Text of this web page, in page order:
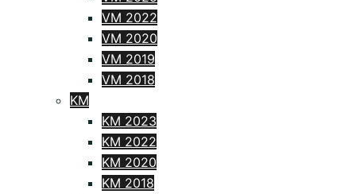
VM 2022
VM 2020
VM 2019
VM 2018
KM
KM 2023
KM 2022
KM 2020
KM 2018